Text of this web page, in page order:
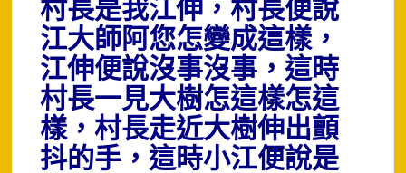
村長是我江伸，村長便說
江大師阿您怎變成這樣，
江伸便說沒事沒事，這時
村長一見大樹怎這樣怎這
樣，村長走近大樹伸出顫
抖的手，這時小江便說是